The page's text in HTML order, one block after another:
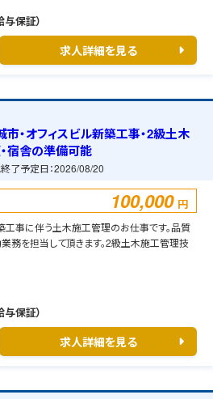
保証）
求人詳細を見る
・オフィスビル新築工事・2級土木
宿舎の準備可能
了予定日：2026/08/20
100,000 円
工事に伴う土木施工管理のお仕事です。品質
務を担当して頂きます。2級土木施工管理技
保証）
求人詳細を見る